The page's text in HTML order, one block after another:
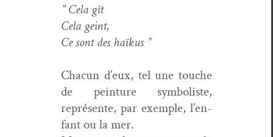
” Cela gît
Cela geint,
Ce sont des haïkus ”
Cha­cun d’eux, tel une touche
de pein­ture sym­bol­iste,
représente, par exem­ple, l’en­
fant ou la mer.